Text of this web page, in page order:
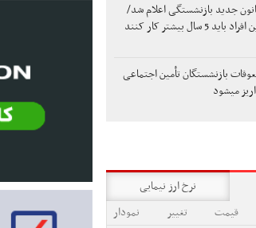
جدید بازنشستگی اعلام شد/
باید 5 سال بیشتر کار کنند
بازنشستگان تأمین اجتماعی
میشود
نرخ ارز نیمایی
قیمت تغییر
نمودار